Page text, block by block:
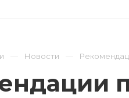
Новости